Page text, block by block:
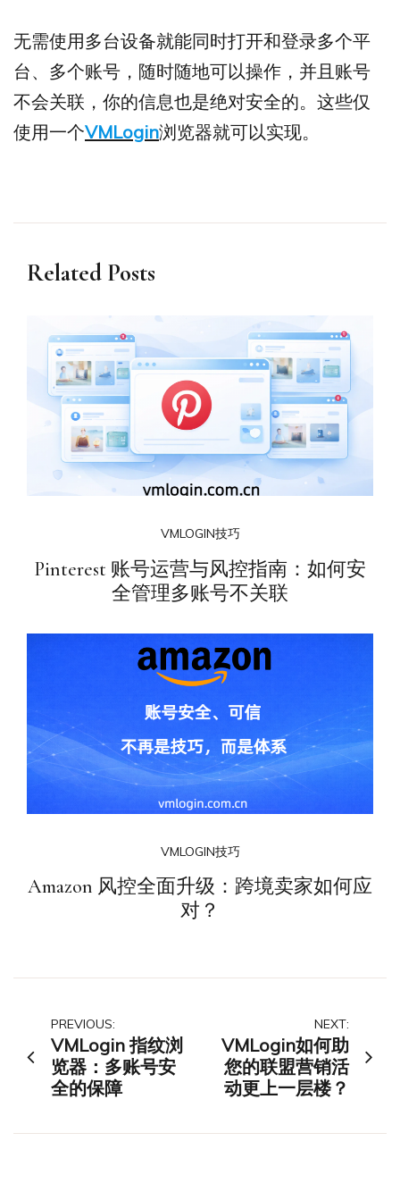
无需使用多台设备就能同时打开和登录多个平
台、多个账号，随时随地可以操作，并且账号
不会关联，你的信息也是绝对安全的。这些仅
使用一个VMLogin浏览器就可以实现。
Related Posts
VMLOGIN技巧
Pinterest 账号运营与风控指南：如何安
全管理多账号不关联
VMLOGIN技巧
Amazon 风控全面升级：跨境卖家如何应
对？
章
航
PREVIOUS:
VMLogin 指纹浏
览器：多账号安
全的保障
NEXT:
VMLogin如何助
您的联盟营销活
动更上一层楼？